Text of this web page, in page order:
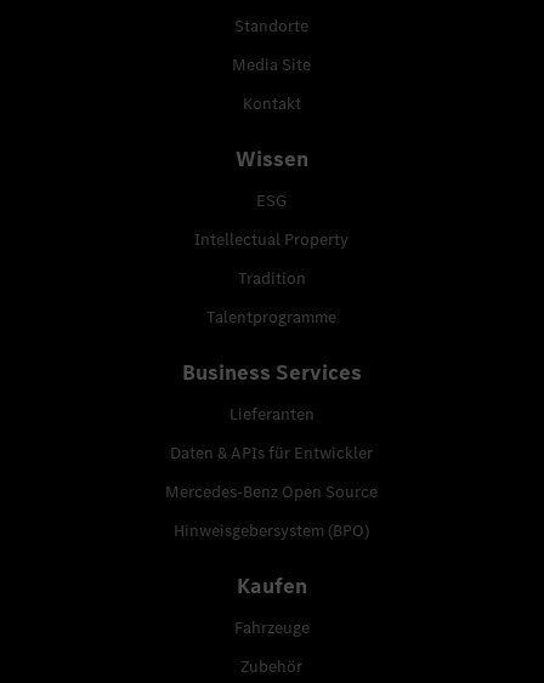
Standorte
Media Site
Kontakt
Wissen
ESG
Intellectual Property
Tradition
Talentprogramme
Business Services
Lieferanten
Daten & APIs für Entwickler
Mercedes-Benz Open Source
Hinweisgebersystem (BPO)
Kaufen
Fahrzeuge
Zubehör